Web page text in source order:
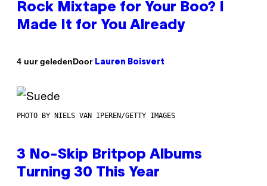
Rock Mixtape for Your Boo? I
Made It for You Already
4 uur geledenDoor Lauren Boisvert
PHOTO BY NIELS VAN IPEREN/GETTY IMAGES
3 No-Skip Britpop Albums
Turning 30 This Year